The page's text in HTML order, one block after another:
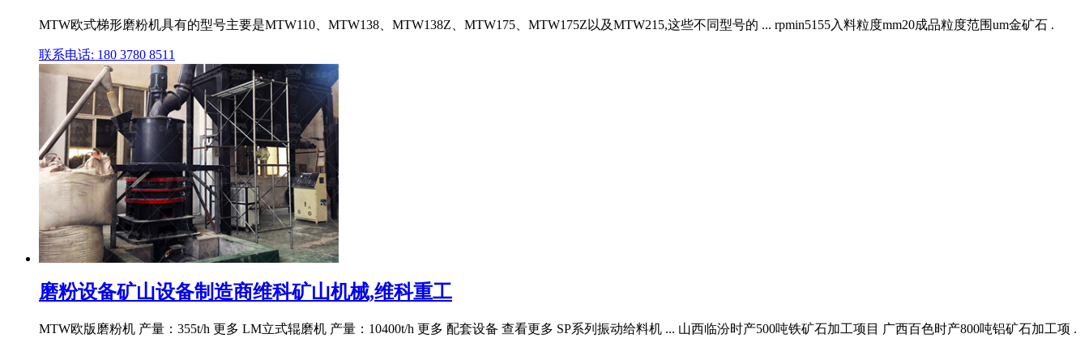
MTW欧式梯形磨粉机具有的型号主要是MTW110、MTW138、MTW138Z、MTW175、MTW175Z以及MTW215,这些不同型号的 ... rpmin5155入料粒度mm20成品粒度范围um金矿石 .
联系电话: 180 3780 8511
磨粉设备矿山设备制造商维科矿山机械,维科重工
MTW欧版磨粉机 产量：355t/h 更多 LM立式辊磨机 产量：10400t/h 更多 配套设备 查看更多 SP系列振动给料机 ... 山西临汾时产500吨铁矿石加工项目 广西百色时产800吨铝矿石加工项 .